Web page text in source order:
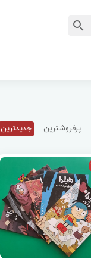
پرفروشترین جدیدترین